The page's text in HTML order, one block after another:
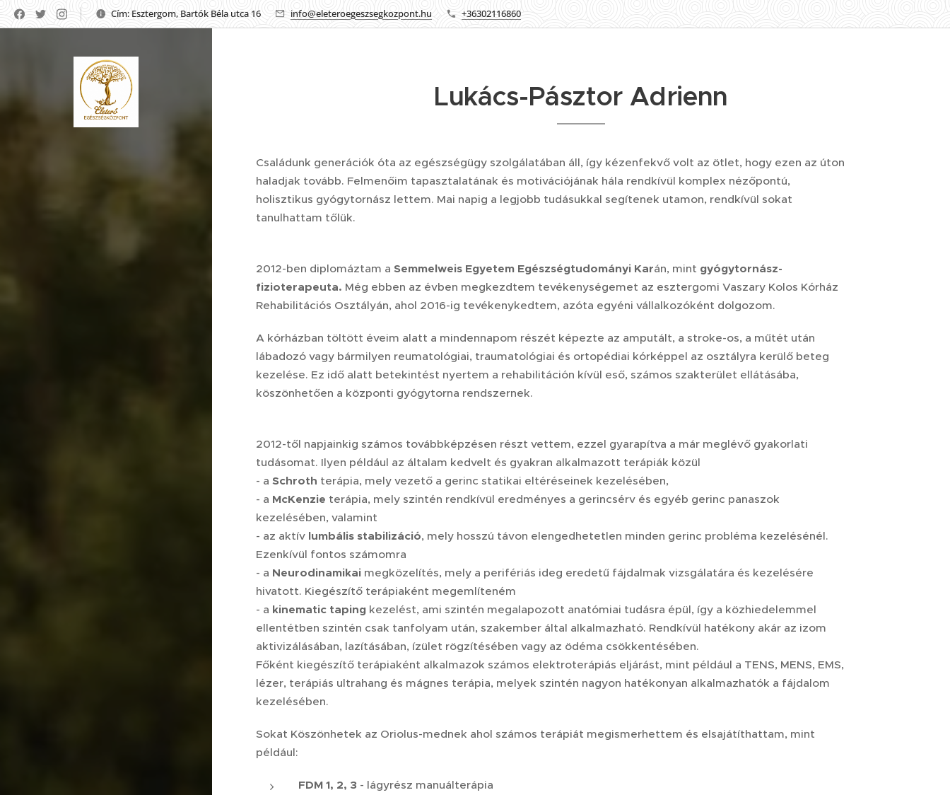
Cím: Esztergom, Bartók Béla utca 16 info@eleteroegeszsegkozpont.hu +36302116860
Lukács-Pásztor Adrienn
Családunk generációk óta az egészségügy szolgálatában áll, így kézenfekvő volt az ötlet, hogy ezen az úton
haladjak tovább. Felmenőim tapasztalatának és motivációjának hála rendkívül komplex nézőpontú,
holisztikus gyógytornász lettem. Mai napig a legjobb tudásukkal segítenek utamon, rendkívül sokat
tanulhattam tőlük.
2012-ben diplomáztam a Semmelweis Egyetem Egészségtudományi Karán, mint gyógytornász-
fizioterapeuta. Még ebben az évben megkezdtem tevékenységemet az esztergomi Vaszary Kolos Kórház
Rehabilitációs Osztályán, ahol 2016-ig tevékenykedtem, azóta egyéni vállalkozóként dolgozom.
A kórházban töltött éveim alatt a mindennapom részét képezte az amputált, a stroke-os, a műtét után
lábadozó vagy bármilyen reumatológiai, traumatológiai és ortopédiai kórképpel az osztályra kerülő beteg
kezelése. Ez idő alatt betekintést nyertem a rehabilitáción kívül eső, számos szakterület ellátásába,
köszönhetően a központi gyógytorna rendszernek.
2012-től napjainkig számos továbbképzésen részt vettem, ezzel gyarapítva a már meglévő gyakorlati
tudásomat. Ilyen például az általam kedvelt és gyakran alkalmazott terápiák közül
- a Schroth terápia, mely vezető a gerinc statikai eltéréseinek kezelésében,
- a McKenzie terápia, mely szintén rendkívül eredményes a gerincsérv és egyéb gerinc panaszok
kezelésében, valamint
- az aktív lumbális stabilizáció, mely hosszú távon elengedhetetlen minden gerinc probléma kezelésénél.
Ezenkívül fontos számomra
- a Neurodinamikai megközelítés, mely a perifériás ideg eredetű fájdalmak vizsgálatára és kezelésére
hivatott. Kiegészítő terápiaként megemlíteném
- a kinematic taping kezelést, ami szintén megalapozott anatómiai tudásra épül, így a közhiedelemmel
ellentétben szintén csak tanfolyam után, szakember által alkalmazható. Rendkívül hatékony akár az izom
aktivizálásában, lazításában, ízület rögzítésében vagy az ödéma csökkentésében.
Főként kiegészítő terápiaként alkalmazok számos elektroterápiás eljárást, mint például a TENS, MENS, EMS,
lézer, terápiás ultrahang és mágnes terápia, melyek szintén nagyon hatékonyan alkalmazhatók a fájdalom
kezelésében.
Sokat Köszönhetek az Oriolus-mednek ahol számos terápiát megismerhettem és elsajátíthattam, mint
például:
FDM 1, 2, 3 - lágyrész manuálterápia